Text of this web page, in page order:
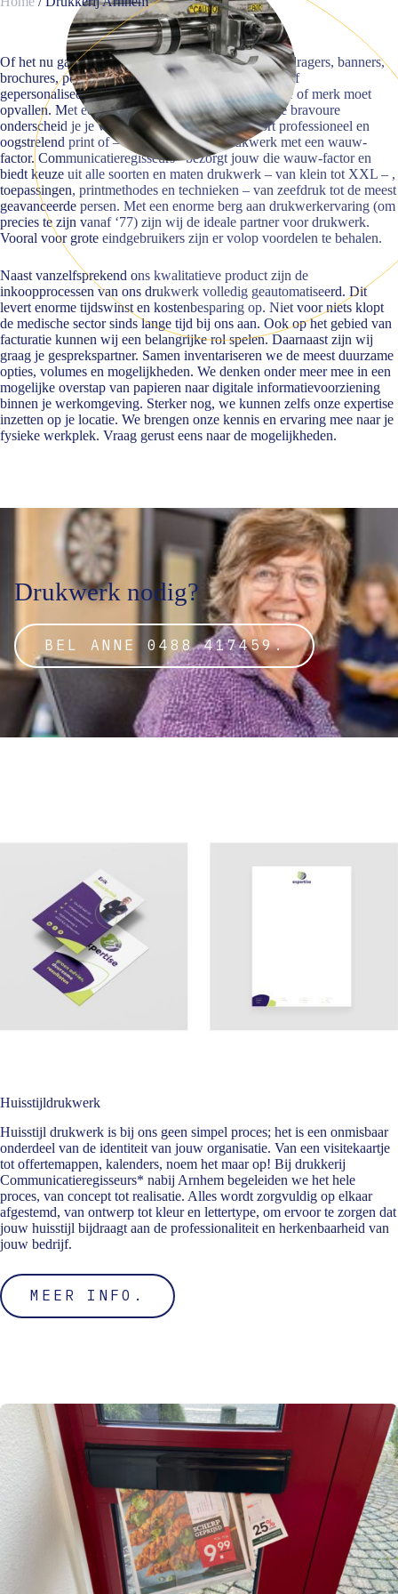
Of het nu gaat om duurzame verpakkingen, huisstijldragers, banners,
brochures, posters, flyers, advertenties, direct mails of
gepersonaliseerde displays. Jouw bedrijf, organisatie of merk moet
opvallen. Met een gezonde dosis trots en een beetje bravoure
onderscheid je je van de concurrentie. Daar hoort professioneel en
oogstrelend print of – en drukwerk bij. Drukwerk met een wauw-
factor. Communicatieregisseurs* bezorgt jouw die wauw-factor en
biedt keuze uit alle soorten en maten drukwerk – van klein tot XXL – ,
toepassingen, printmethodes en technieken – van zeefdruk tot de meest
geavanceerde persen. Met een enorme berg aan drukwerkervaring (om
precies te zijn vanaf ‘77) zijn wij de ideale partner voor drukwerk.
Vooral voor grote eindgebruikers zijn er volop voordelen te behalen.
Naast vanzelfsprekend ons kwalitatieve product zijn de
inkoopprocessen van ons drukwerk volledig geautomatiseerd. Dit
levert enorme tijdswinst en kostenbesparing op. Niet voor niets klopt
de medische sector sinds lange tijd bij ons aan. Ook op het gebied van
facturatie kunnen wij een belangrijke rol spelen. Daarnaast zijn wij
graag je gesprekspartner. Samen inventariseren we de meest duurzame
opties, volumes en mogelijkheden. We denken onder meer mee in een
mogelijke overstap van papieren naar digitale informatievoorziening
binnen je werkomgeving. Sterker nog, we kunnen zelfs onze expertise
inzetten op je locatie. We brengen onze kennis en ervaring mee naar je
fysieke werkplek. Vraag gerust eens naar de mogelijkheden.
Drukwerk nodig?
BEL ANNE 0488 417459.
Huisstijldrukwerk
Huisstijl drukwerk is bij ons geen simpel proces; het is een onmisbaar
onderdeel van de identiteit van jouw organisatie. Van een visitekaartje
tot offertemappen, kalenders, noem het maar op! Bij drukkerij
Communicatieregisseurs* nabij Arnhem begeleiden we het hele
proces, van concept tot realisatie. Alles wordt zorgvuldig op elkaar
afgestemd, van ontwerp tot kleur en lettertype, om ervoor te zorgen dat
jouw huisstijl bijdraagt aan de professionaliteit en herkenbaarheid van
jouw bedrijf.
MEER INFO.